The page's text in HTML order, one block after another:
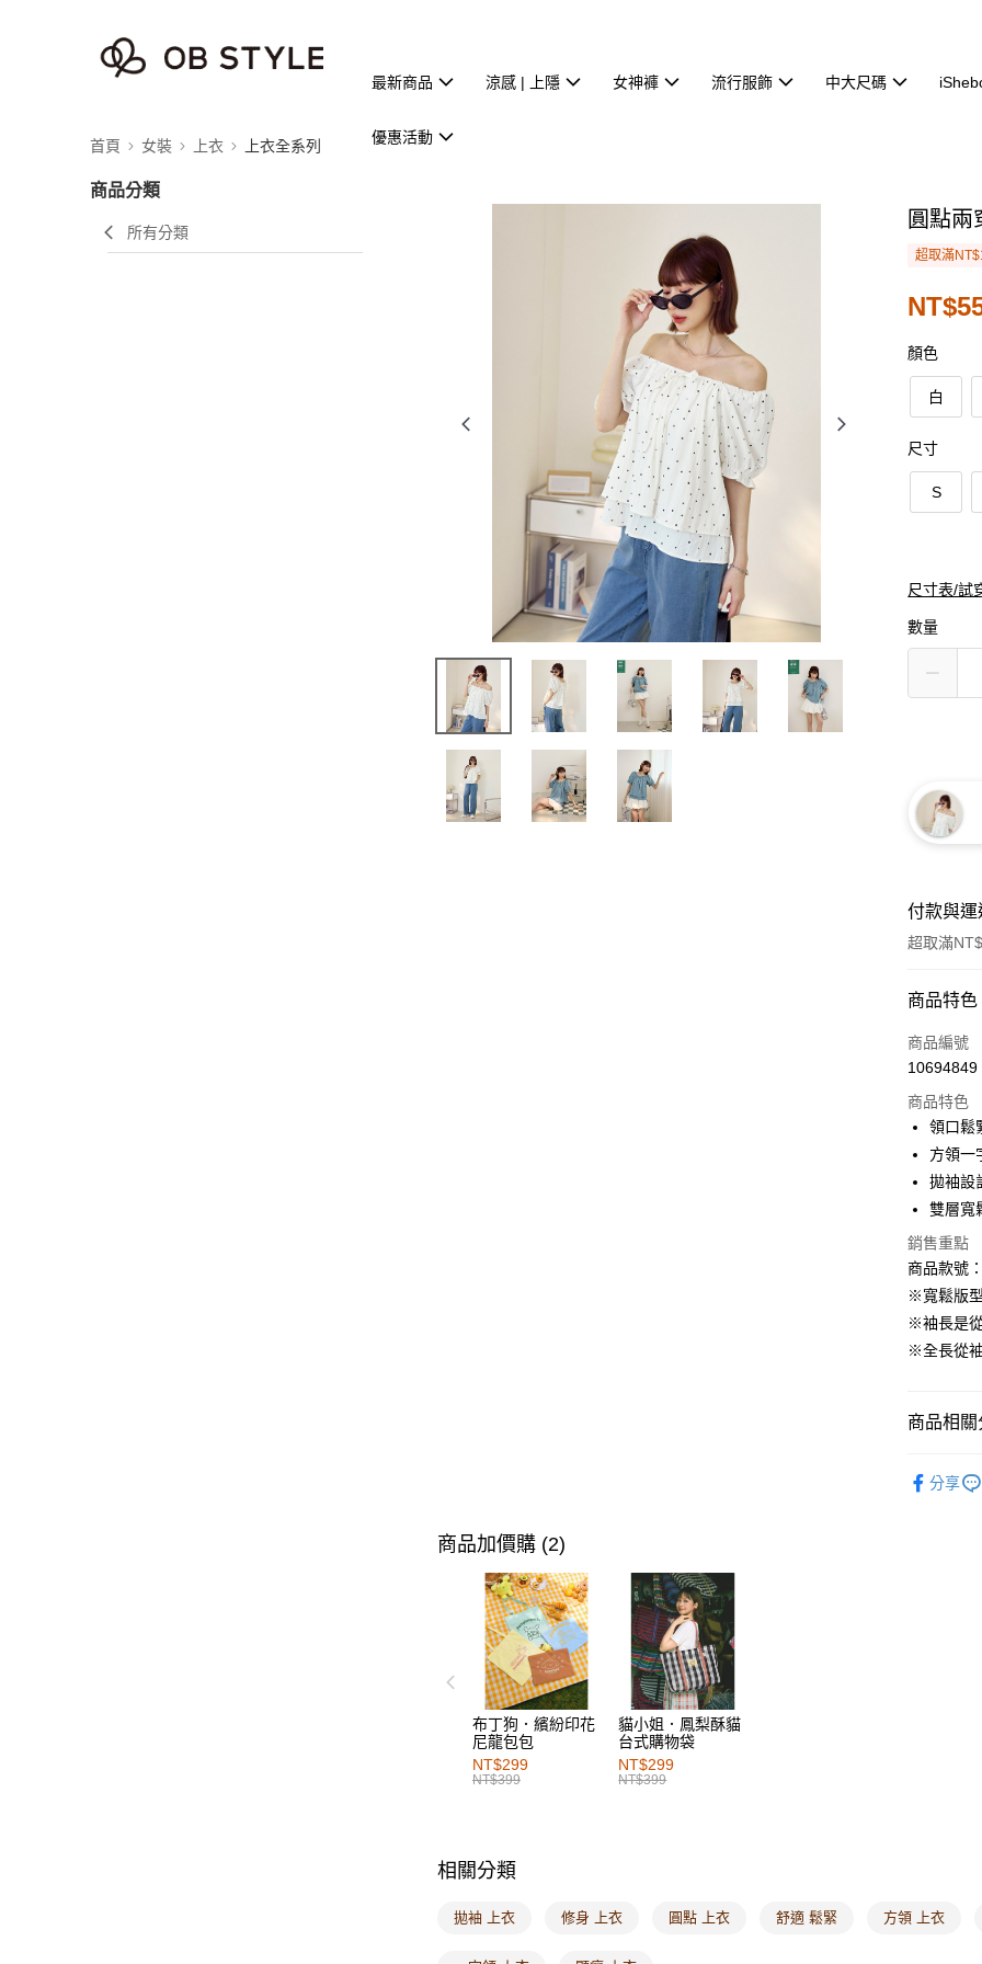
最新商品 涼感 | 上隱 女神褲 流行服飾 中大尺碼
優惠活動
首頁 女裝 上衣 上衣全系列
商品分類
所有分類
圓點
超取滿
顏色
白
尺寸
S
尺寸表/試
數量
付款與
超取滿
付款方式
信用卡一
超商取貨
LINE Pay
街口支付
運送方式
全家取貨
每筆
每筆
每筆
海外配送-
商品特色
商品編號
10694849
商品特色
領口鬆
方領一
拋袖設
雙層寬
銷售重點
商品款號
※寬鬆版
※袖長是
※全長從
商品相關
分享
商品加價購 (2)
布丁狗．繽紛印花
尼龍包包
NT$299
NT$399
貓小姐．鳳梨酥貓
台式購物袋
NT$299
NT$399
相關分類
拋袖 上衣 修身 上衣 圓點 上衣 舒適 鬆緊 方領 上衣